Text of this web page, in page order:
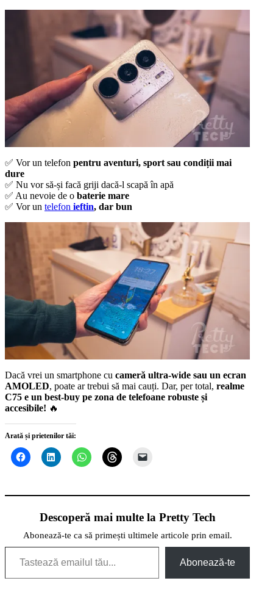
✅ Vor un telefon pentru aventuri, sport sau condiții mai
dure
✅ Nu vor să-și facă griji dacă-l scapă în apă
✅ Au nevoie de o baterie mare
✅ Vor un telefon ieftin, dar bun
Dacă vrei un smartphone cu cameră ultra-wide sau un ecran
AMOLED, poate ar trebui să mai cauți. Dar, per total, realme
C75 e un best-buy pe zona de telefoane robuste și
accesibile! 🔥
Arată și prietenilor tăi:
Descoperă mai multe la Pretty Tech
Abonează-te ca să primești ultimele articole prin email.
Tastează emailul tău...
Abonează-te